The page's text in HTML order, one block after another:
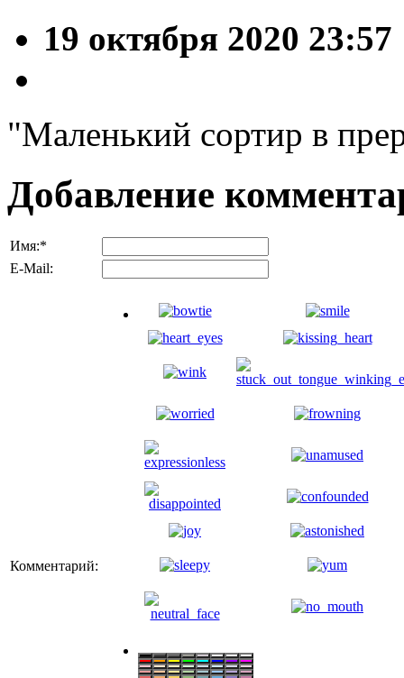
19 октября 2020 23:57
"Маленький сортир в
Добавление
Имя:*
E-Mail:
Комментарий: